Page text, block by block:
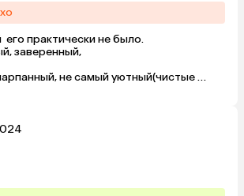
ферма.
его практически не было.
заверенный,
не самый уютный(чистые